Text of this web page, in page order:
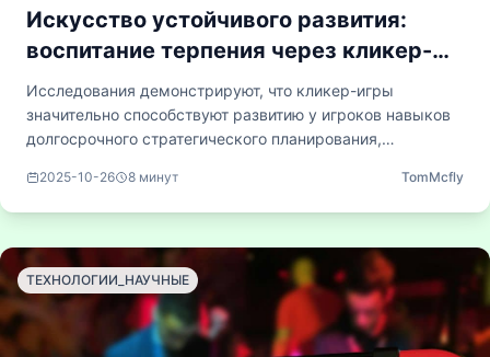
Искусство устойчивого развития:
воспитание терпения через кликер-
игры
Исследования демонстрируют, что кликер-игры
значительно способствуют развитию у игроков навыков
долгосрочного стратегического планирования,
последовательного достижения целей. Узнайте, как эти,
казалось бы, простые игры на самом деле формируют
развитии терпения благодаря своим постепенным
механикам и системе долгосрочных поощрений.
2025-10-26 8 минут TomMcfly
ТЕХНОЛОГИИ_НАУЧНЫЕ